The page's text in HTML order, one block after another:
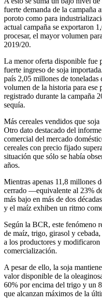
fuerte demanda de la campaña
poroto como para
actual campaña se exportaron
procesar, el mayor volumen
2019/20.
La menor oferta disponible fue
fuerte ingreso de soja
país 2,05 millones de
volumen de la historia para ese
registrado durante la campaña
sequía.
Más cereales vendidos que soja
Otro dato destacado del
comercial del mercado
cereales con precio fijado
situación que sólo se había
años.
Mientras apenas 11,8 millones
cerrado —equivalente al 23%
más bajo en más de dos
y el maíz exhiben un ritmo
Según la BCR, este fenómeno
de maíz, trigo, girasol y
a los productores y
comercialización.
A pesar de ello, la soja
valor disponible de la
60% por encima del trigo y un
que alcanzan máximos de la